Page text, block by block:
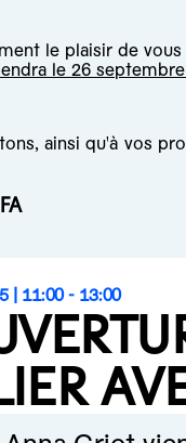
le plaisir de
le 26
ainsi qu'à vos
| 11:00 - 13:00